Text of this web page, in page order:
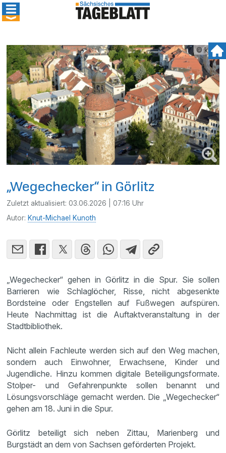
© kmk
„Wegechecker“ in Görlitz
Zuletzt aktualisiert:03.06.2026 | 07:16 Uhr
Autor: Knut-Michael Kunoth
„Wegechecker“ gehen in Görlitz in die Spur. Sie sollen
Barrieren wie Schlaglöcher, Risse, nicht abgesenkte
Bordsteine oder Engstellen auf Fußwegen aufspüren.
Heute Nachmittag ist die Auftaktveranstaltung in der
Stadtbibliothek.
Nicht allein Fachleute werden sich auf den Weg machen,
sondern auch Einwohner, Erwachsene, Kinder und
Jugendliche. Hinzu kommen digitale Beteiligungsformate.
Stolper- und Gefahrenpunkte sollen benannt und
Lösungsvorschläge gemacht werden. Die „Wegechecker“
gehen am 18. Juni in die Spur.
Görlitz beteiligt sich neben Zittau, Marienberg und
Burgstädt an dem von Sachsen geförderten Projekt.